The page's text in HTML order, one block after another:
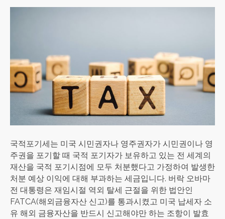
국적포기세는 미국 시민권자나 영주권자가 시민권이나 영
주권을 포기할 때 국적 포기자가 보유하고 있는 전 세계의
재산을 국적 포기시점에 모두 처분했다고 가정하여 발생한
처분 예상 이익에 대해 부과하는 세금입니다. 버락 오바마
전 대통령은 재임시절 역외 탈세 근절을 위한 법안인
FATCA(해외금융자산 신고)를 통과시켰고 미국 납세자 소
유 해외 금융자산을 반드시 신고해야만 하는 조항이 발효